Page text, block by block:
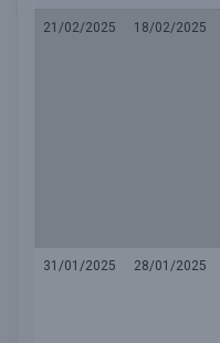
21/02/2025
18/02/2025
31/01/2025
28/01/2025